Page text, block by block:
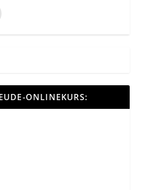
ONLINEKURS: